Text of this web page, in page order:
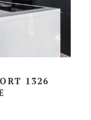
1326